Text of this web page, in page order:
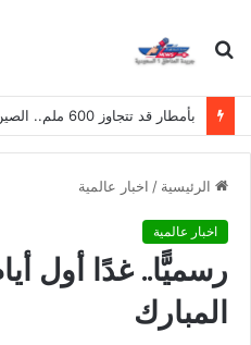
بحث
الرئيسية / اخبار عالمية
اخبار عالمية
رسميًّا.. غدًا أول
المبارك